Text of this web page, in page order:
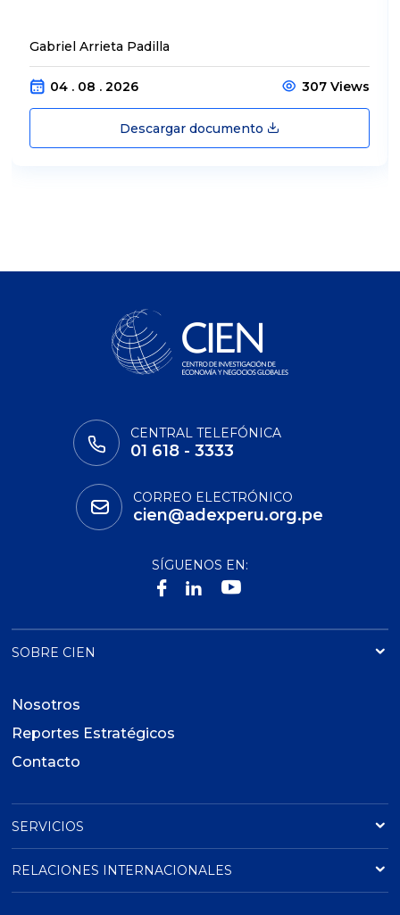
Gabriel Arrieta Padilla
04 . 08 . 2026 307 Views
Descargar documento
CENTRAL TELEFÓNICA
01 618 - 3333
CORREO ELECTRÓNICO
cien@adexperu.org.pe
SÍGUENOS EN:
SOBRE CIEN
Nosotros
Reportes Estratégicos
Contacto
SERVICIOS
RELACIONES INTERNACIONALES